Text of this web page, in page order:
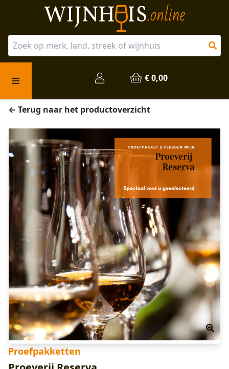
€ 0,00
Onze producten
Veelgestelde vragen
← Terug naar het productoverzicht
Proefpakketten